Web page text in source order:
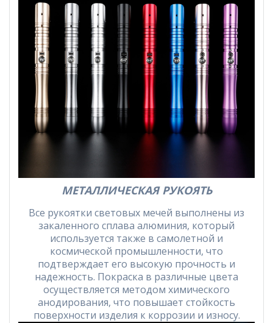
МЕТАЛЛИЧЕСКАЯ РУКОЯТЬ
Все рукоятки световых мечей выполнены из
закаленного сплава алюминия, который
используется также в самолетной и
космической промышленности, что
подтверждает его высокую прочность и
надежность. Покраска в различные цвета
осуществляется методом химического
анодирования, что повышает стойкость
поверхности изделия к коррозии и износу.